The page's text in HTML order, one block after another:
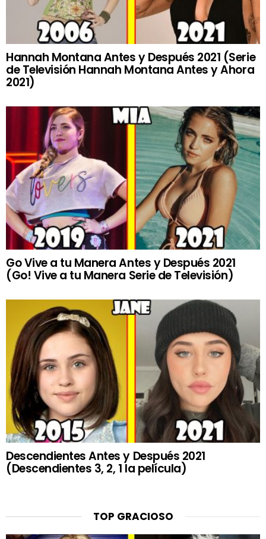
Hannah Montana Antes y Después 2021 (Serie
de Televisión Hannah Montana Antes y Ahora
2021)
Go Vive a tu Manera Antes y Después 2021
(Go! Vive a tu Manera Serie de Televisión)
Descendientes Antes y Después 2021
(Descendientes 3, 2, 1 la película)
TOP GRACIOSO